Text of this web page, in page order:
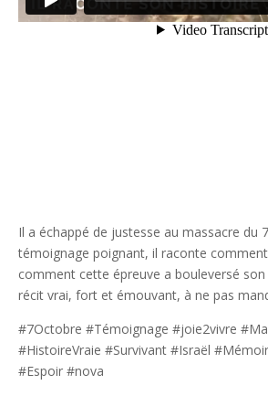
Il a échappé de justesse au massacre du
témoignage poignant, il raconte
comment cette épreuve a bouleversé
récit vrai, fort et émouvant, à ne pas
#7Octobre #Témoignage #joie2vivre
#HistoireVraie #Survivant #Israël
#Espoir #nova